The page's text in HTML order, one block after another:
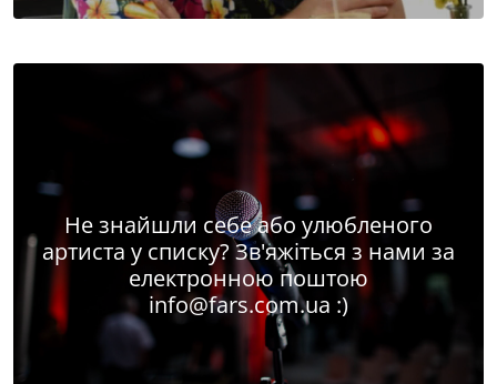
Не знайшли себе або улюбленого
артиста у списку? Зв'яжіться з нами за
електронною поштою
info@fars.com.ua :)